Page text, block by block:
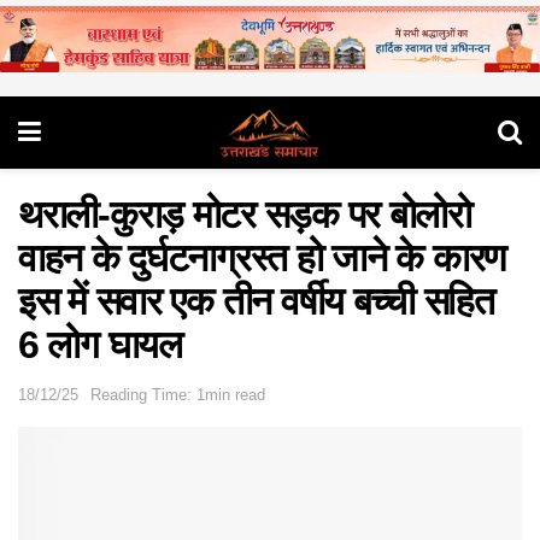
थराली-कुराड़ मोटर सड़क पर बोलोरो
वाहन के दुर्घटनाग्रस्त हो जाने के कारण
इस में सवार एक तीन वर्षीय बच्ची सहित
6 लोग घायल
18/12/25 Reading Time: 1min read